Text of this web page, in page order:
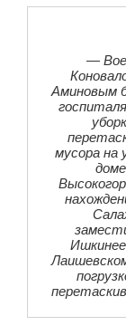
—
Аминовым
мусора на